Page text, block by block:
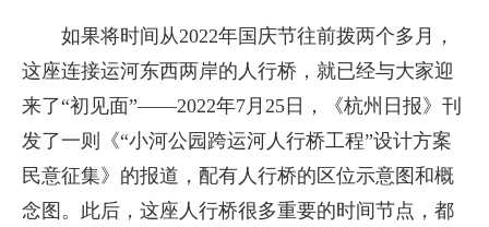
如果将时间从2022年国庆节往前拨两个多月，
这座连接运河东西两岸的人行桥，就已经与大家迎
来了“初见面”——2022年7月25日，《杭州日报》刊
发了一则《“小河公园跨运河人行桥工程”设计方案
民意征集》的报道，配有人行桥的区位示意图和概
念图。此后，这座人行桥很多重要的时间节点，都